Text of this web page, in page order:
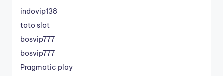
indovip138
toto slot
bosvip777
bosvip777
Pragmatic play